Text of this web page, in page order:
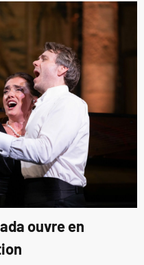
ouvre en